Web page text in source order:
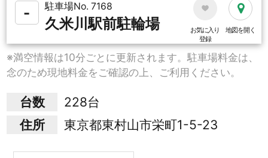
- 駐車場No. 7168
久米川駅前駐輪場
お気に入り
登録
地図を開く
※満空情報は10分ごとに更新されます。駐車場料金は、
念のため現地料金をご確認の上、ご利用ください。
台数
228台
住所
東京都東村山市栄町1-5-23